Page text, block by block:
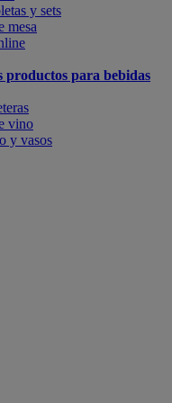
y sets
mesa
productos para bebidas
vino
y vasos